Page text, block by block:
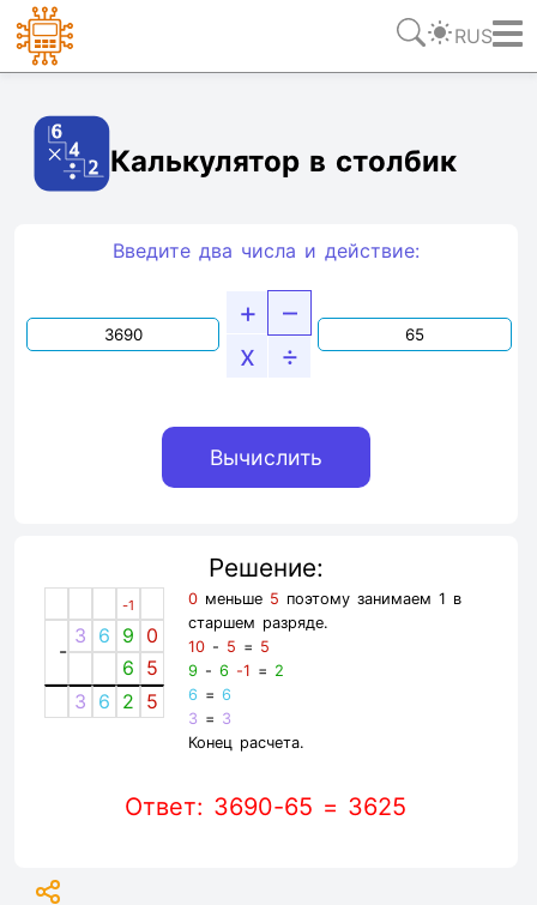
RUS
Калькулятор в столбик
Введите два числа и действие:
+
–
x
÷
Решение:
-1
-
3 6 9 0
6 5
3 6 2 5
0меньше 5 поэтому занимаем 1 в
старшем разряде.
10- 5 = 5
9- 6 -1 = 2
6 = 6
3 = 3
Конец расчета.
Ответ: 3690-65 = 3625